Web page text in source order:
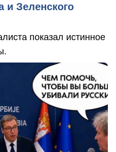
и Зеленского
показал истинное